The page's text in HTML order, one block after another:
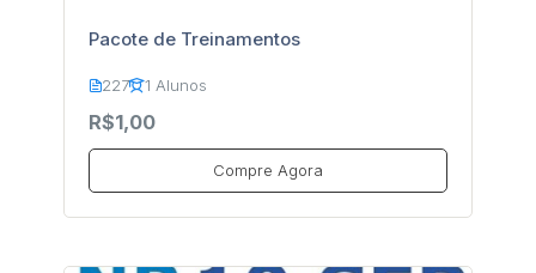
Pacote de Treinamentos
227 1 Alunos
R$1,00
Compre Agora